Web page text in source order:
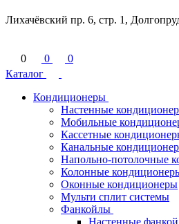
Лихачёвский пр. 6, стр. 1,
0 0
0
Каталог
Кондиционеры
Настенные
Мобильные
Кассетные
Канальные
Напольно-потолочные
Колонные
Оконные кондиционеры
Мульти сплит системы
Фанкойлы
Настенные